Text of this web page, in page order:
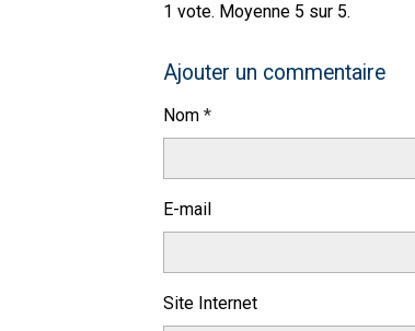
1 vote. Moyenne 5 sur 5.
Ajouter un commentaire
Nom
E-mail
Site Internet